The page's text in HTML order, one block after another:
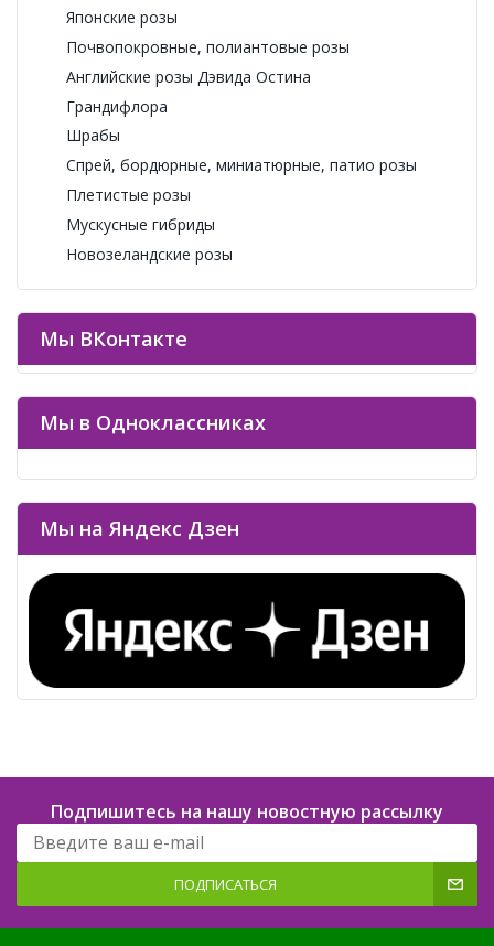
Японские розы
Почвопокровные, полиантовые розы
Английские розы Дэвида Остина
Грандифлора
Шрабы
Спрей, бордюрные, миниатюрные, патио розы
Плетистые розы
Мускусные гибриды
Новозеландские розы
Мы ВКонтакте
Мы в Одноклассниках
Мы на Яндекс Дзен
Подпишитесь на нашу новостную рассылку
ПОДПИСАТЬСЯ